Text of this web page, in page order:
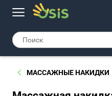
МАССАЖНЫЕ НАКИДКИ